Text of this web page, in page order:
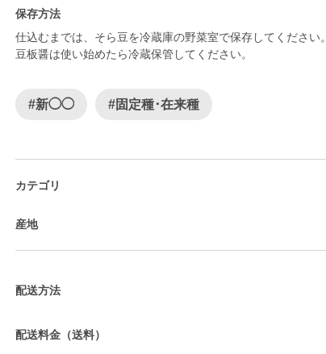
保存方法
仕込むまでは、そら豆を冷蔵庫の野菜室で保存してください。
豆板醤は使い始めたら冷蔵保管してください。
#新◯◯ #固定種･在来種
カテゴリ
産地
配送方法
配送料金（送料）